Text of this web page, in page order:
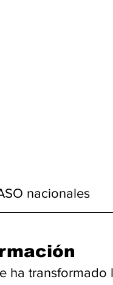
nacionales
ha